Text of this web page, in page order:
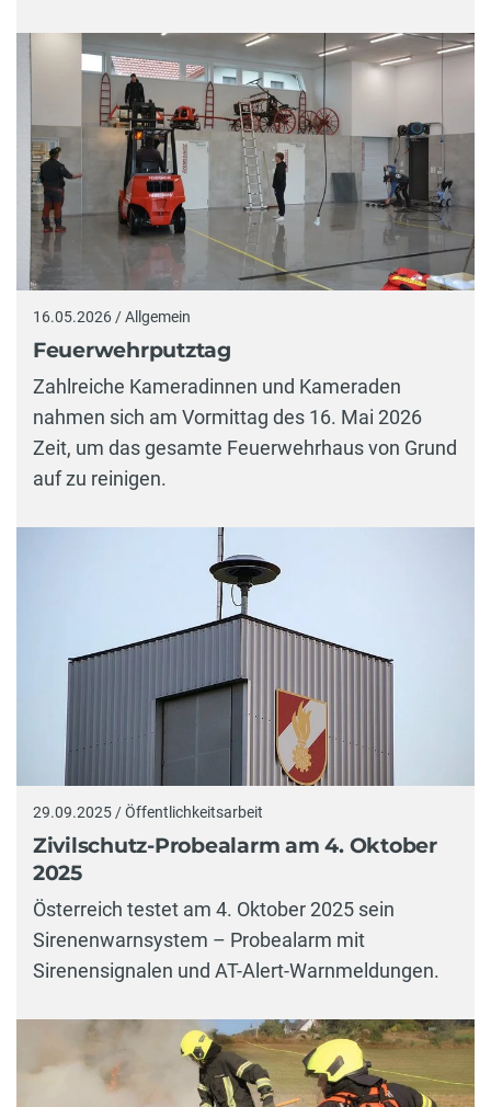
16.05.2026 / Allgemein
Feuerwehrputztag
Zahlreiche Kameradinnen und Kameraden
nahmen sich am Vormittag des 16. Mai 2026
Zeit, um das gesamte Feuerwehrhaus von Grund
auf zu reinigen.
29.09.2025 / Öffentlichkeitsarbeit
Zivilschutz-Probealarm am 4. Oktober
2025
Österreich testet am 4. Oktober 2025 sein
Sirenenwarnsystem – Probealarm mit
Sirenensignalen und AT-Alert-Warnmeldungen.